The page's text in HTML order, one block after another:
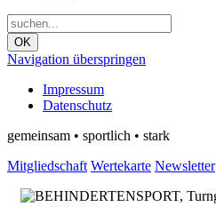
OK
Navigation überspringen
Impressum
Datenschutz
gemeinsam • sportlich • stark
Mitgliedschaft Wertekarte Newsletter